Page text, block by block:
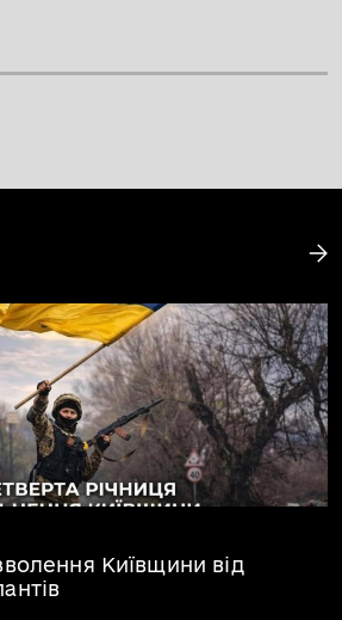
Київщини від